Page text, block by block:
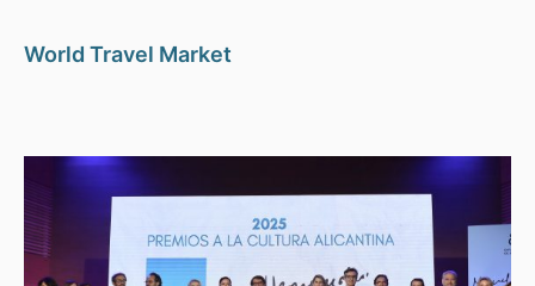
World Travel Market